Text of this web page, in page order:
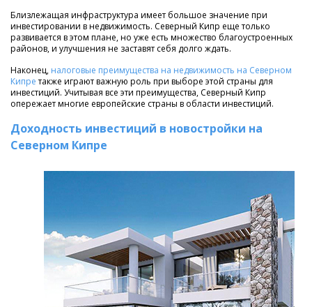
Близлежащая инфраструктура имеет большое значение при
инвестировании в недвижимость. Северный Кипр еще только
развивается в этом плане, но уже есть множество благоустроенных
районов, и улучшения не заставят себя долго ждать.
Наконец, налоговые преимущества на недвижимость на Северном
Кипретакже играют важную роль при выборе этой страны для
инвестиций. Учитывая все эти преимущества, Северный Кипр
опережает многие европейские страны в области инвестиций.
Доходность инвестиций в новостройки на
Северном Кипре